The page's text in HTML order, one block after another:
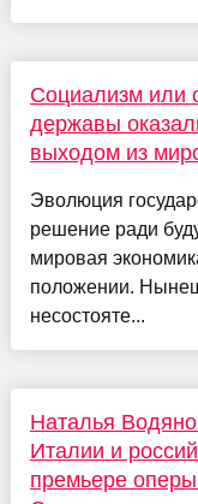
Социализм или
державы
выходом из
Эволюция
решение ради
мировая
положении.
несостояте...
Наталья
Италии и
премьере